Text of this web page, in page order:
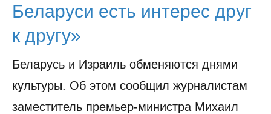
Беларуси есть интерес друг
к другу»
Беларусь и Израиль обменяются днями
культуры. Об этом сообщил журналистам
заместитель премьер-министра Михаил